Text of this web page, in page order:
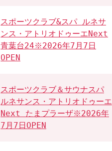
スポーツクラブ&スパ ルネサ
ンス・アトリオドゥーエNext
青葉台24※2026年7月7日
OPEN
スポーツクラブ＆サウナスパ
ルネサンス・アトリオドゥーエ
Next たまプラーザ※2026年
7月7日OPEN